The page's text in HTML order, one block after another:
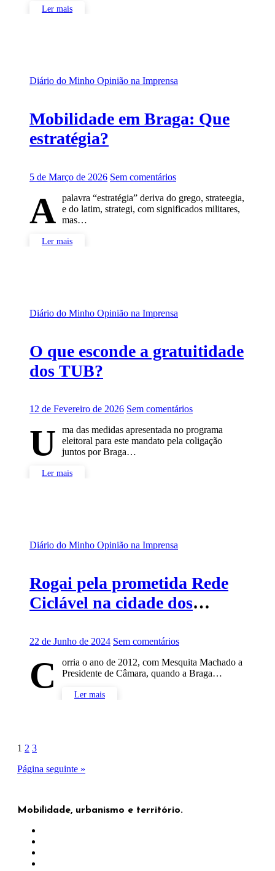
Ler mais
Diário do Minho Opinião na Imprensa
Mobilidade em Braga: Que
estratégia?
5 de Março de 2026 Sem comentários
A palavra “estratégia” deriva do grego, strateegia,
e do latim, strategi, com significados militares,
mas…
Ler mais
Diário do Minho Opinião na Imprensa
O que esconde a gratuitidade
dos TUB?
12 de Fevereiro de 2026 Sem comentários
U
ma das medidas apresentada no programa
eleitoral para este mandato pela coligação
juntos por Braga…
Ler mais
Diário do Minho Opinião na Imprensa
Rogai pela prometida Rede
Ciclável na cidade dos
22 de Junho de 2024 Sem comentários
C
orria o ano de 2012, com Mesquita Machado a
Presidente de Câmara, quando a Braga…
Ler mais
Paginação
dos
1 2 3
Página seguinte »
Mobilidade, urbanismo e território.